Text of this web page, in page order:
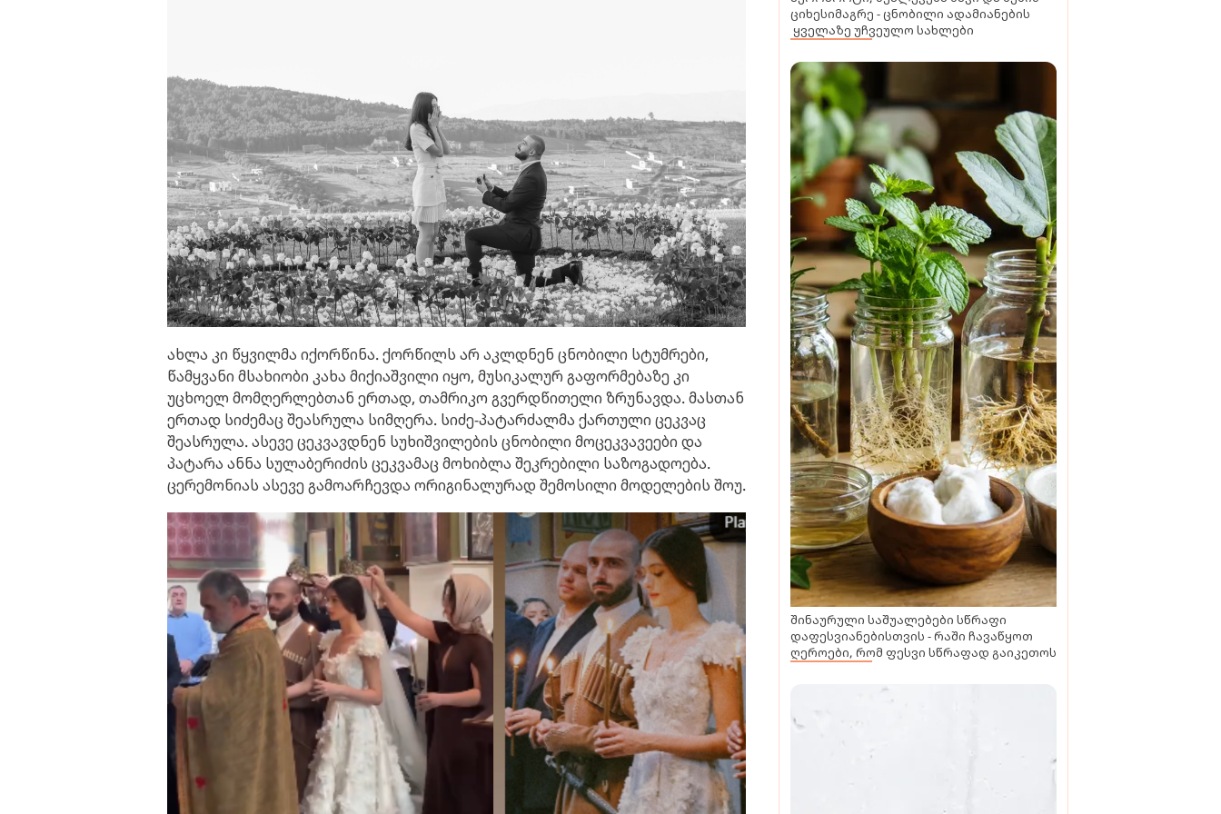
ახლა კი წყვილმა იქორწინა. ქორწილს არ აკლდნენ ცნობილი სტუმრები,
წამყვანი მსახიობი კახა მიქიაშვილი იყო, მუსიკალურ გაფორმებაზე კი
უცხოელ მომღერლებთან ერთად, თამრიკო გვერდწითელი ზრუნავდა. მასთან
ერთად სიძემაც შეასრულა სიმღერა. სიძე-პატარძალმა ქართული ცეკვაც
შეასრულა. ასევე ცეკვავდნენ სუხიშვილების ცნობილი მოცეკვავეები და
პატარა ანნა სულაბერიძის ცეკვამაც მოხიბლა შეკრებილი საზოგადოება.
ცერემონიას ასევე გამოარჩევდა ორიგინალურად შემოსილი მოდელების შოუ.
ციხესიმაგრე - ცნობილი ადამიანების
ყველაზე უჩვეულო სახლები
შინაურული საშუალებები სწრაფი
დაფესვიანებისთვის - რაში ჩავაწყოთ
ღეროები, რომ ფესვი სწრაფად გაიკეთოს